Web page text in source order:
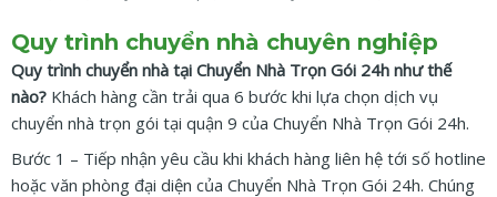
Quy trình chuyển nhà chuyên nghiệp
Quy trình chuyển nhà tại Chuyển Nhà Trọn Gói 24h như thế
nào? Khách hàng cần trải qua 6 bước khi lựa chọn dịch vụ
chuyển nhà trọn gói tại quận 9 của Chuyển Nhà Trọn Gói 24h.
Bước 1 – Tiếp nhận yêu cầu khi khách hàng liên hệ tới số hotline
hoặc văn phòng đại diện của Chuyển Nhà Trọn Gói 24h. Chúng